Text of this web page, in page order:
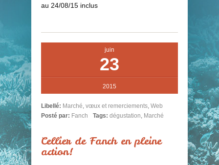
au 24/08/15 inclus
juin
23
2015
Libellé: Marché, vœux et remerciements, Web
Posté par: Fanch Tags: dégustation, Marché
Cellier de Fanch en pleine
action!